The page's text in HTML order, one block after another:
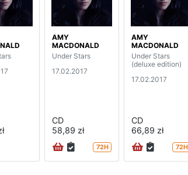
AMY
MACDONALD
Under Stars
17.02.2017
CD
58,89 zł
72H
AMY
MACDONALD
Under Stars
(deluxe edition)
17.02.2017
CD
66,89 zł
72H